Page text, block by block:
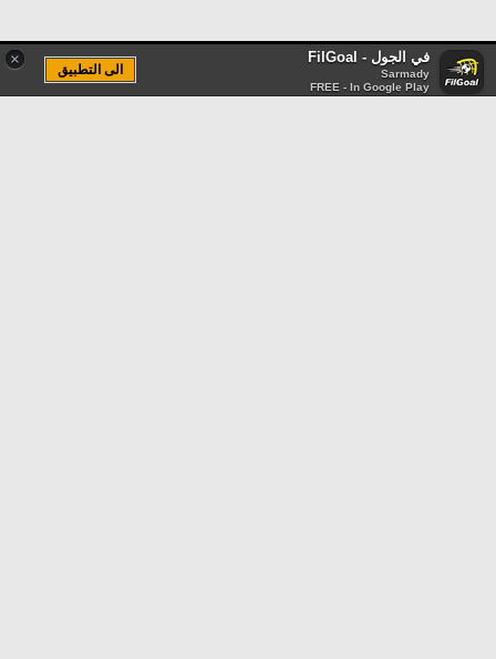
× في الجول - FilGoal
Sarmady
FREE - In Google Play
الى التطبيق